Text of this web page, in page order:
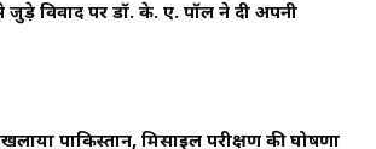
जुड़े विवाद पर डॉ. के. ए. पॉल ने दी अपनी
पाकिस्तान, मिसाइल परीक्षण की घोषणा